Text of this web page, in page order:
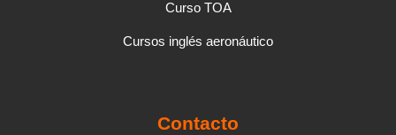
Curso TOA
Cursos inglés aeronáutico
Contacto